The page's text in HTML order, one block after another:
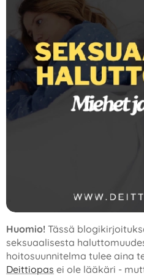
Huomio! Tässä
seksuaalisesta
hoitosuunnitelma tulee aina
Deittiopas ei ole lääkäri -